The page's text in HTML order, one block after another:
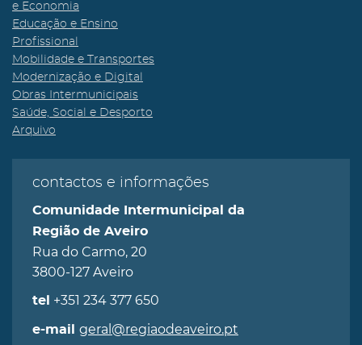
e Economia
Educação e Ensino
Profissional
Mobilidade e Transportes
Modernização e Digital
Obras Intermunicipais
Saúde, Social e Desporto
Arquivo
contactos e informações
Comunidade Intermunicipal da
Região de Aveiro
Rua do Carmo, 20
3800-127 Aveiro
tel +351 234 377 650
e-mail geral@regiaodeaveiro.pt